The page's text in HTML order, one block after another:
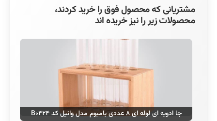
مشتریانی که محصول فوق را خرید کردند،
محصولات زیر را نیز خریده اند
جا ادویه ای لوله ای ۸ عددی بامبوم مدل وانیل کد B۰۴۲۴